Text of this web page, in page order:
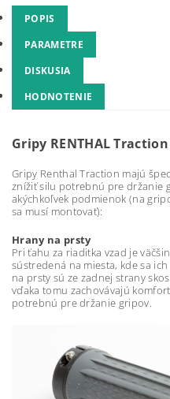
POPIS
PARAMETRE
DISKUSIA
HODNOTENIE
Gripy RENTHAL
Gripy Renthal Traction majú
znížiť silu potrebnú pre držanie
akýchkoľvek podmienok (na
sa musí montovať):
Hrany na prsty
Pri ťahu za riaditka vzad je
sústredená na miesta, kde sa
na prsty sú ze zadnej strany
vďaka tomu zachovávajú
potrebnú pre držanie gripov.